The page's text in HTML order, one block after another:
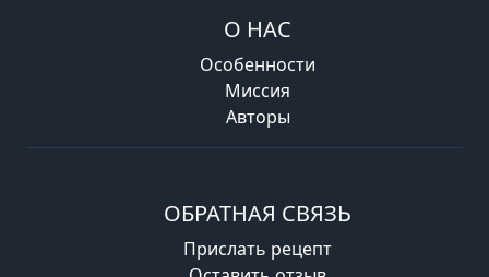
О НАС
Особенности
Миссия
Авторы
ОБРАТНАЯ СВЯЗЬ
Прислать рецепт